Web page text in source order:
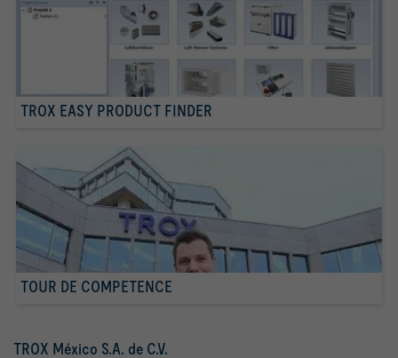
TROX EASY PRODUCT FINDER
TOUR DE COMPETENCE
TROX México S.A. de C.V.